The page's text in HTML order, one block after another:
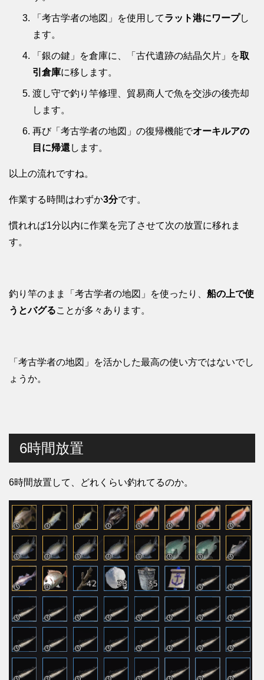
「考古学者の地図」を使用してラット港にワープし
ます。
「銀の鍵」を倉庫に、「古代遺跡の結晶欠片」を取
引倉庫に移します。
渡し守で釣り竿修理、貿易商人で魚を交渉の後売却
します。
再び「考古学者の地図」の復帰機能でオーキルアの
目に帰還 します。
以上の流れですね。
作業する時間はわずか3分です。
慣れれば1分以内に作業を完了させて次の放置に移れま
す。
釣り竿のまま「考古学者の地図」を使ったり、 船の上で使
うとバグることが多々あります。
「考古学者の地図」を活かした最高の使い方ではないでし
ょうか。
6時間放置
6時間放置して、どれくらい釣れてるのか。